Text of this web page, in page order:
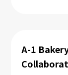
A-1